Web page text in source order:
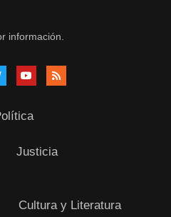
información.
Justicia
Cultura y Literatura